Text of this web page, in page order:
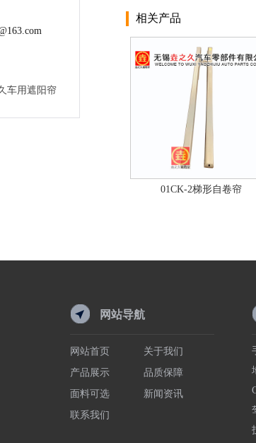
车用遮阳帘
相关产品
01CK-2梯形自卷帘
网站导航
网站首页
关于我们
产品展示
品质保障
面料可选
新闻资讯
联系我们